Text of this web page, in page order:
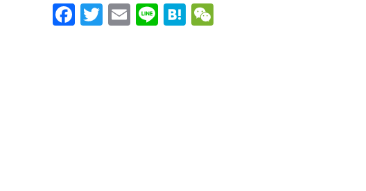
Facebook
TwitterEmailLineHatena